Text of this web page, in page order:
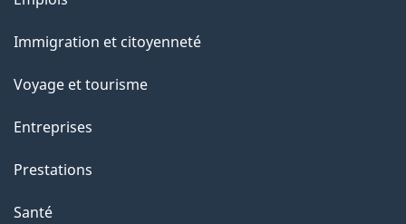
a
p
a
g
e
sujets
Immigration et citoyenneté
Voyage et tourisme
Entreprises
Prestations
Santé